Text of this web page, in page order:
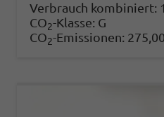
Verbrauch kombiniert:
CO2-Klasse: G
CO2-Emissionen: